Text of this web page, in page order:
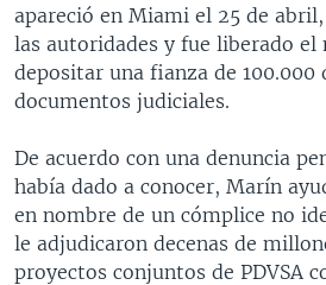
apareció en Miami el 25 de
las autoridades y fue liberado el
depositar una fianza de 100.000
documentos judiciales.
De acuerdo con una denuncia
había dado a conocer, Marín
en nombre de un cómplice no
le adjudicaron decenas de
proyectos conjuntos de PDVSA